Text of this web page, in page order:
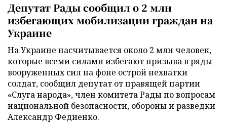
Депутат Рады сообщил о 2 млн
избегающих мобилизации граждан на
Украине
На Украине насчитывается около 2 млн человек,
которые всеми силами избегают призыва в ряды
вооруженных сил на фоне острой нехватки
солдат, сообщил депутат от правящей партии
«Слуга народа», член комитета Рады по вопросам
национальной безопасности, обороны и разведки
Александр Федиенко.